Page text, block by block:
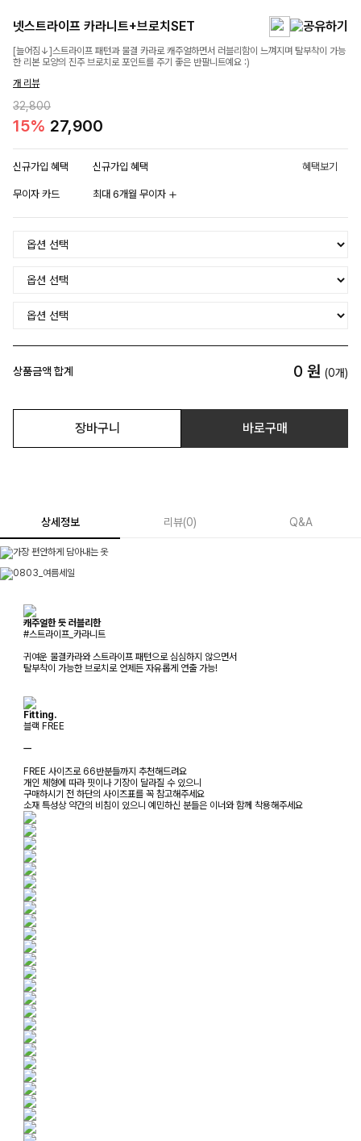
넷스트라이프 카라니트+브로치SET
[늘어짐↓]스트라이프 패턴과 물결 카라로 캐주얼하면서 러블리함이 느껴지며 탈부착이 가능
한 리본 모양의 진주 브로치로 포인트를 주기 좋은 반팔니트예요 :)
개 리뷰
32,800
15% 27,900
신규가입 혜택 신규가입 혜택 혜택보기
무이자 카드 최대 6개월 무이자
상품금액 합계 0 원 (0개)
장바구니 바로구매
상세정보 리뷰(0) Q&A
캐주얼한 듯 러블리한
#스트라이프_카라니트
귀여운 물결카라와 스트라이프 패턴으로 심심하지 않으면서
탈부착이 가능한 브로치로 언제든 자유롭게 연출 가능!
Fitting.
블랙 FREE
ㅡ
FREE 사이즈로 66반분들까지 추천해드려요
개인 체형에 따라 핏이나 기장이 달라질 수 있으니
구매하시기 전 하단의 사이즈표를 꼭 참고해주세요
소재 특성상 약간의 비침이 있으니 예민하신 분들은 이너와 함께 착용해주세요